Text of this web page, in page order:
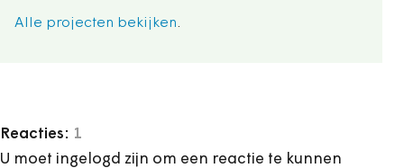
Alle projecten bekijken.
Reacties: 1
U moet ingelogd zijn om een reactie te kunnen